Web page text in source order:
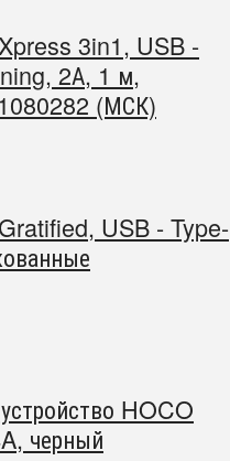
3in1, USB -
2А, 1 м,
(МСК)
USB - Type-
HOCO
черный